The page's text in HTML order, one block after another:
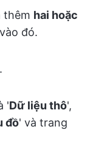
thêm hai hoặc
đó.
'Dữ liệu thô',
đồ' và trang